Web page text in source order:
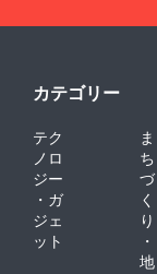
カテゴリー
テク
ノロ
ジー
・ガ
ジェ
ット
ま
ち
づ
く
り
・
地